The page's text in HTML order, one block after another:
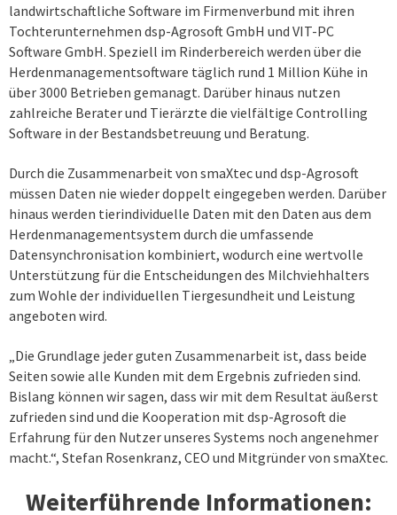
landwirtschaftliche Software im Firmenverbund mit ihren
Tochterunternehmen dsp-Agrosoft GmbH und VIT-PC
Software GmbH. Speziell im Rinderbereich werden über die
Herdenmanagementsoftware täglich rund 1 Million Kühe in
über 3000 Betrieben gemanagt. Darüber hinaus nutzen
zahlreiche Berater und Tierärzte die vielfältige Controlling
Software in der Bestandsbetreuung und Beratung.
Durch die Zusammenarbeit von smaXtec und dsp-Agrosoft
müssen Daten nie wieder doppelt eingegeben werden. Darüber
hinaus werden tierindividuelle Daten mit den Daten aus dem
Herdenmanagementsystem durch die umfassende
Datensynchronisation kombiniert, wodurch eine wertvolle
Unterstützung für die Entscheidungen des Milchviehhalters
zum Wohle der individuellen Tiergesundheit und Leistung
angeboten wird.
„Die Grundlage jeder guten Zusammenarbeit ist, dass beide
Seiten sowie alle Kunden mit dem Ergebnis zufrieden sind.
Bislang können wir sagen, dass wir mit dem Resultat äußerst
zufrieden sind und die Kooperation mit dsp-Agrosoft die
Erfahrung für den Nutzer unseres Systems noch angenehmer
macht.“, Stefan Rosenkranz, CEO und Mitgründer von smaXtec.
Weiterführende Informationen: